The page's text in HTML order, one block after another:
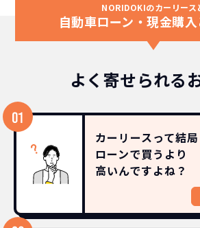
NORIDOKIのカーリース
自動車ローン・現金購
よく寄せられる
カーリースって結局
ローンで買うより
高いんですよね？